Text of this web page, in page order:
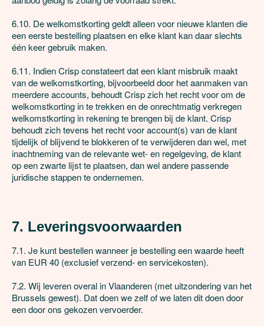
6.10. De welkomstkorting geldt alleen voor nieuwe klanten die
een eerste bestelling plaatsen en elke klant kan daar slechts
één keer gebruik maken.
6.11. Indien Crisp constateert dat een klant misbruik maakt
van de welkomstkorting, bijvoorbeeld door het aanmaken van
meerdere accounts, behoudt Crisp zich het recht voor om de
welkomstkorting in te trekken en de onrechtmatig verkregen
welkomstkorting in rekening te brengen bij de klant. Crisp
behoudt zich tevens het recht voor account(s) van de klant
tijdelijk of blijvend te blokkeren of te verwijderen dan wel, met
inachtneming van de relevante wet- en regelgeving, de klant
op een zwarte lijst te plaatsen, dan wel andere passende
juridische stappen te ondernemen.
7. Leveringsvoorwaarden
7.1. Je kunt bestellen wanneer je bestelling een waarde heeft
van EUR 40 (exclusief verzend- en servicekosten).
7.2. Wij leveren overal in Vlaanderen (met uitzondering van het
Brussels gewest). Dat doen we zelf of we laten dit doen door
een door ons gekozen vervoerder.